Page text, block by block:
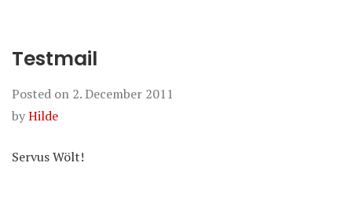
Testmail
Posted on 2. December 2011
byHilde
Servus Wölt!